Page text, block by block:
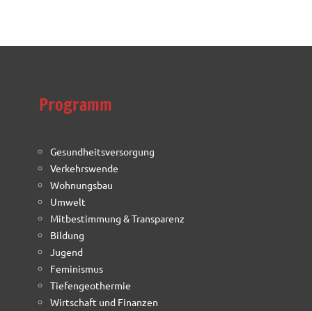
Programm
Gesundheitsversorgung
Verkehrswende
Wohnungsbau
Umwelt
Mitbestimmung & Transparenz
Bildung
Jugend
Feminismus
Tiefengeothermie
Wirtschaft und Finanzen